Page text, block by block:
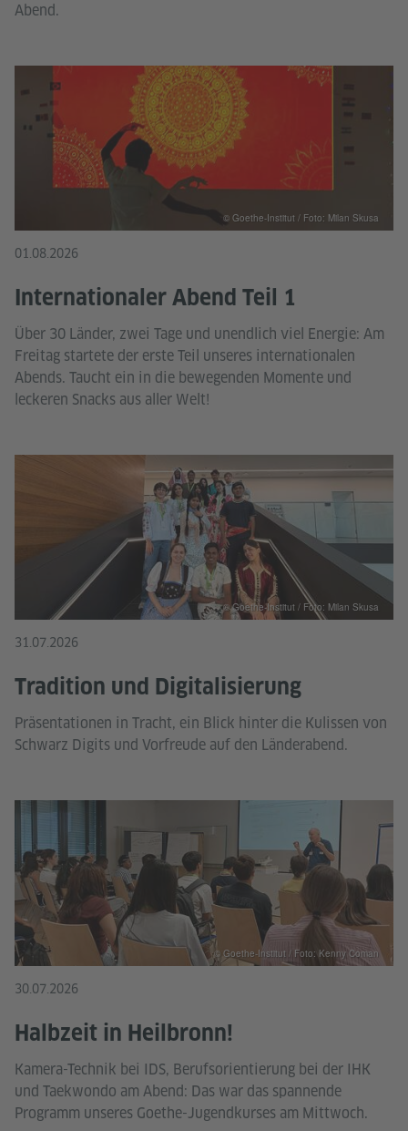
Abend.
01.08.2026
Internationaler Abend Teil 1
Über 30 Länder, zwei Tage und unendlich viel Energie: Am
Freitag startete der erste Teil unseres internationalen
Abends. Taucht ein in die bewegenden Momente und
leckeren Snacks aus aller Welt!
© Goethe-Institut / Foto: Milan Skusa
31.07.2026
Tradition und Digitalisierung
Präsentationen in Tracht, ein Blick hinter die Kulissen von
Schwarz Digits und Vorfreude auf den Länderabend.
© Goethe-Institut / Foto: Milan Skusa
30.07.2026
Halbzeit in Heilbronn!
Kamera-Technik bei IDS, Berufsorientierung bei der IHK
und Taekwondo am Abend: Das war das spannende
Programm unseres Goethe-Jugendkurses am Mittwoch.
© Goethe-Institut / Foto: Kenny Coman